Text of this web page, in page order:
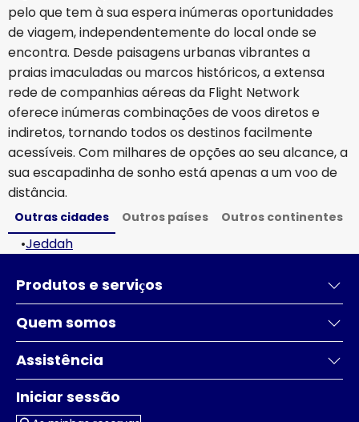
pelo que tem à sua espera inúmeras oportunidades
de viagem, independentemente do local onde se
encontra. Desde paisagens urbanas vibrantes a
praias imaculadas ou marcos históricos, a extensa
rede de companhias aéreas da Flight Network
oferece inúmeras combinações de voos diretos e
indiretos, tornando todos os destinos facilmente
acessíveis. Com milhares de opções ao seu alcance, a
sua escapadinha de sonho está apenas a um voo de
distância.
Outras cidades Outros países Outros continentes
•Jeddah
Produtos e serviҫos
Quem somos
Assistência
Iniciar sessão